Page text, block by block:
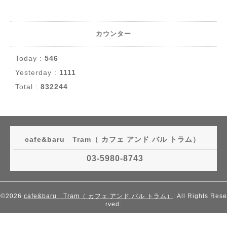
カウンター
Today : 546
Yesterday : 1111
Total : 832244
cafe&baru Tram（ カフェ アンド バル トラム）
03-5980-8743
©2026 cafe&baru Tram（ カフェ アンド バル トラム）
. All Rights Rese
rved.